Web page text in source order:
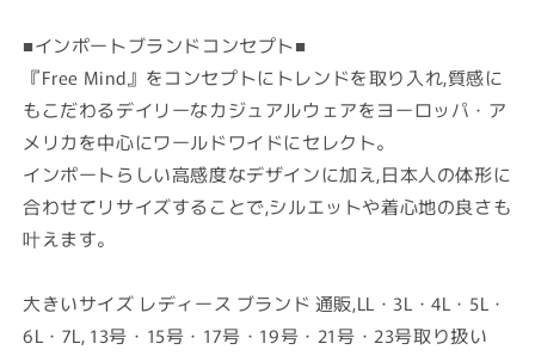
■インポートブランドコンセプト■
『Free Mind』をコンセプトにトレンドを取り入れ,質感に
もこだわるデイリーなカジュアルウェアをヨーロッパ・ア
メリカを中心にワールドワイドにセレクト。
インポートらしい高感度なデザインに加え,日本人の体形に
合わせてリサイズすることで,シルエットや着心地の良さも
叶えます。
大きいサイズ レディース ブランド 通販,LL・3L・4L・5L・
6L・7L, 13号・15号・17号・19号・21号・23号取り扱い